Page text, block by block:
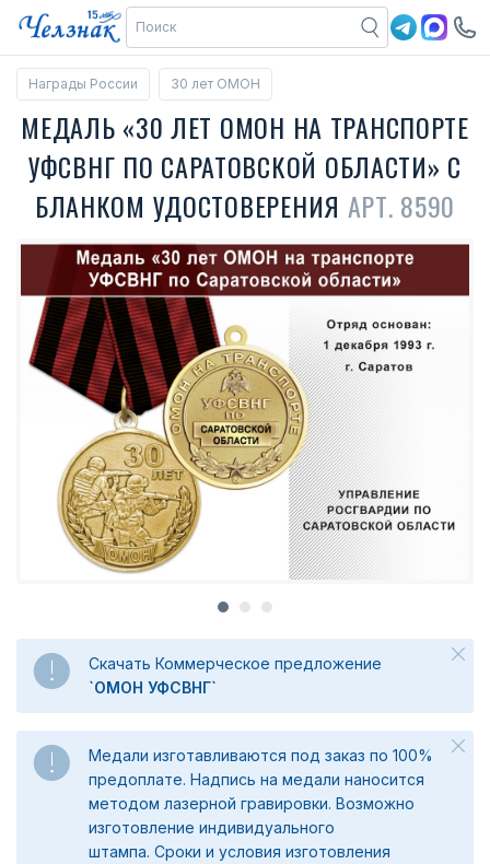
Награды России 30 лет ОМОН
МЕДАЛЬ «30 ЛЕТ ОМОН НА ТРАНСПОРТЕ
УФСВНГ ПО САРАТОВСКОЙ ОБЛАСТИ» С
БЛАНКОМ УДОСТОВЕРЕНИЯ АРТ. 8590
Скачать Коммерческое предложение
`ОМОН УФСВНГ`
Медали изготавливаются под заказ по 100%
предоплате. Надпись на медали наносится
методом лазерной гравировки. Возможно
изготовление индивидуального
штампа. Сроки и условия изготовления